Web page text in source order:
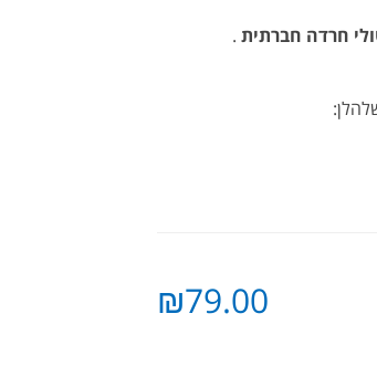
חרדה חברתית .
₪79.00